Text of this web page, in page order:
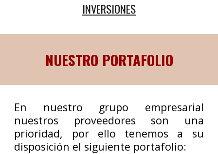
INVERSIONES
NUESTRO PORTAFOLIO
En nuestro grupo empresarial
nuestros proveedores son una
prioridad, por ello tenemos a su
disposición el siguiente portafolio: